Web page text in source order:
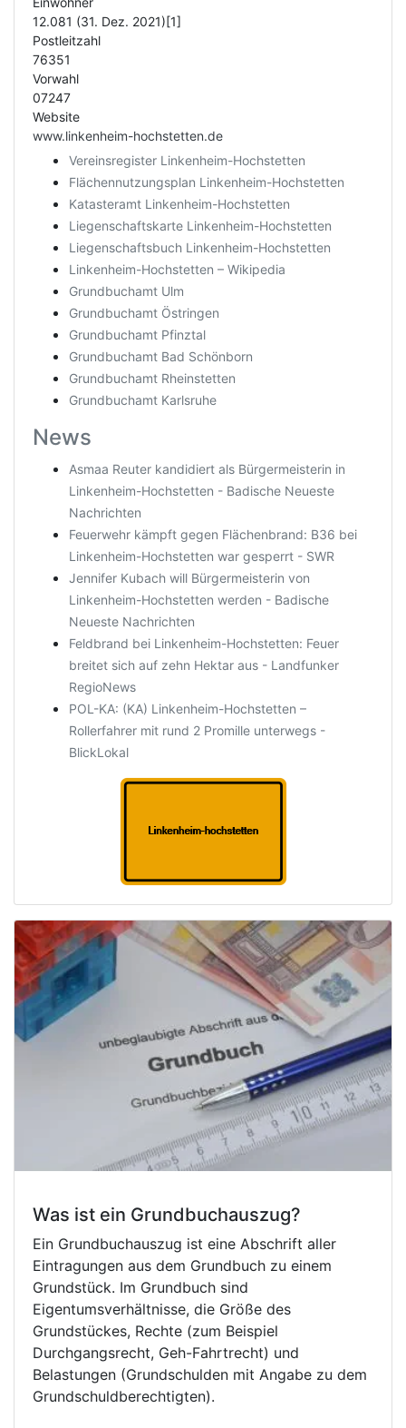
12.081 (31. Dez. 2021)[1]
Postleitzahl
76351
Vorwahl
07247
Website
www.linkenheim-hochstetten.de
Vereinsregister Linkenheim-Hochstetten
Flächennutzungsplan Linkenheim-Hochstetten
Katasteramt Linkenheim-Hochstetten
Liegenschaftskarte Linkenheim-Hochstetten
Liegenschaftsbuch Linkenheim-Hochstetten
Linkenheim-Hochstetten – Wikipedia
Grundbuchamt Ulm
Grundbuchamt Östringen
Grundbuchamt Pfinztal
Grundbuchamt Bad Schönborn
Grundbuchamt Rheinstetten
Grundbuchamt Karlsruhe
News
Asmaa Reuter kandidiert als Bürgermeisterin in
Linkenheim-Hochstetten - Badische Neueste
Nachrichten
Feuerwehr kämpft gegen Flächenbrand: B36 bei
Linkenheim-Hochstetten war gesperrt - SWR
Jennifer Kubach will Bürgermeisterin von
Linkenheim-Hochstetten werden - Badische
Neueste Nachrichten
Feldbrand bei Linkenheim-Hochstetten: Feuer
breitet sich auf zehn Hektar aus - Landfunker
RegioNews
POL-KA: (KA) Linkenheim-Hochstetten –
Rollerfahrer mit rund 2 Promille unterwegs -
BlickLokal
Was ist ein Grundbuchauszug?
Ein Grundbuchauszug ist eine Abschrift aller
Eintragungen aus dem Grundbuch zu einem
Grundstück. Im Grundbuch sind
Eigentumsverhältnisse, die Größe des
Grundstückes, Rechte (zum Beispiel
Durchgangsrecht, Geh-Fahrtrecht) und
Belastungen (Grundschulden mit Angabe zu dem
Grundschuldberechtigten).